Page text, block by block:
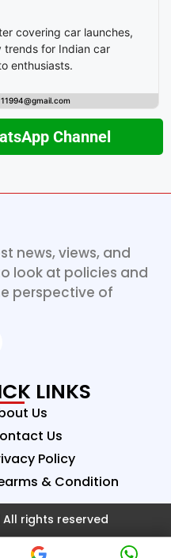
covering car launches,
trends for Indian car
enthusiasts.
Channel
news, views, and
look at policies and
perspective of
LINKS
Us
Us
Policy
& Condition
All rights reserved